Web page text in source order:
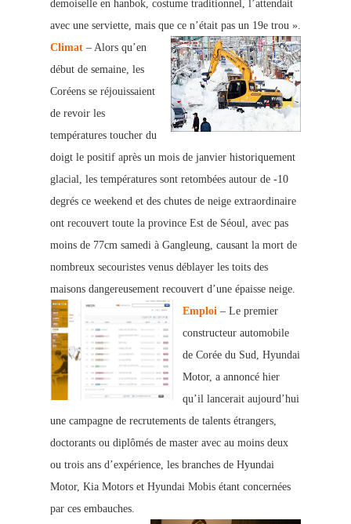
demoiselle en hanbok, costume traditionnel, l’attendait
avec une serviette, mais que ce n’était pas un 19e trou ».
Climat – Alors qu’en
début de semaine, les
Coréens se réjouissaient
de revoir les
températures toucher du
doigt le positif après un mois de janvier historiquement
glacial, les températures sont retombées autour de -10
degrés ce weekend et des chutes de neige extraordinaire
ont recouvert toute la province Est de Séoul, avec pas
moins de 77cm samedi à Gangleung, causant la mort de
nombreux secouristes venus déblayer les toits des
maisons dangereusement recouvert d’une épaisse neige.
Emploi – Le premier
constructeur automobile
de Corée du Sud, Hyundai
Motor, a annoncé hier
qu’il lancerait aujourd’hui
une campagne de recrutements de talents étrangers,
doctorants ou diplômés de master avec au moins deux
ou trois ans d’expérience, les branches de Hyundai
Motor, Kia Motors et Hyundai Mobis étant concernées
par ces embauches.